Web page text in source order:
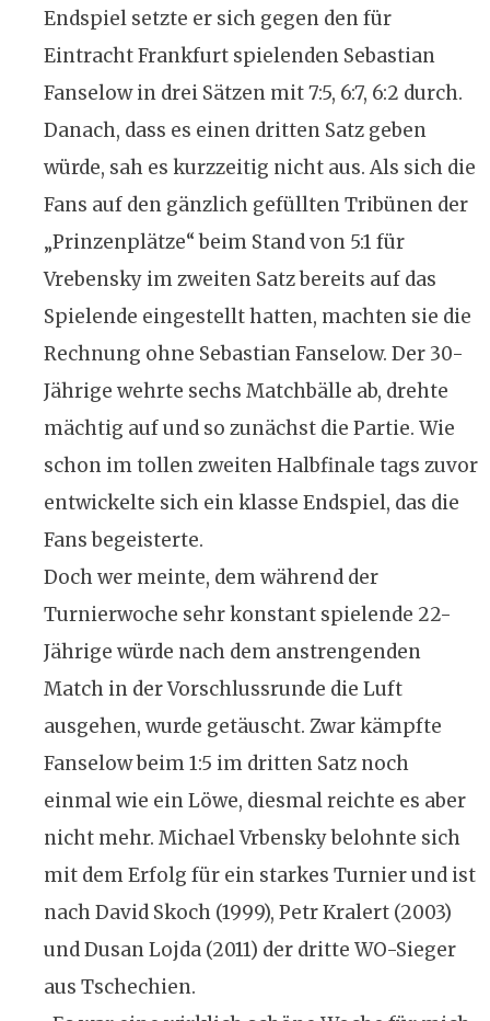
Endspiel setzte er sich gegen den für
Eintracht Frankfurt spielenden Sebastian
Fanselow in drei Sätzen mit 7:5, 6:7, 6:2 durch.
Danach, dass es einen dritten Satz geben
würde, sah es kurzzeitig nicht aus. Als sich die
Fans auf den gänzlich gefüllten Tribünen der
„Prinzenplätze“ beim Stand von 5:1 für
Vrebensky im zweiten Satz bereits auf das
Spielende eingestellt hatten, machten sie die
Rechnung ohne Sebastian Fanselow. Der 30-
Jährige wehrte sechs Matchbälle ab, drehte
mächtig auf und so zunächst die Partie. Wie
schon im tollen zweiten Halbfinale tags zuvor
entwickelte sich ein klasse Endspiel, das die
Fans begeisterte.
Doch wer meinte, dem während der
Turnierwoche sehr konstant spielende 22-
Jährige würde nach dem anstrengenden
Match in der Vorschlussrunde die Luft
ausgehen, wurde getäuscht. Zwar kämpfte
Fanselow beim 1:5 im dritten Satz noch
einmal wie ein Löwe, diesmal reichte es aber
nicht mehr. Michael Vrbensky belohnte sich
mit dem Erfolg für ein starkes Turnier und ist
nach David Skoch (1999), Petr Kralert (2003)
und Dusan Lojda (2011) der dritte WO-Sieger
aus Tschechien.